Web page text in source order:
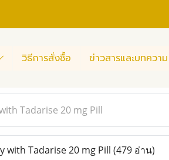
วิธีการสั่งซื้อ ข่าวสารและบทความ
Tadarise 20 mg Pill
with Tadarise 20 mg Pill (479 อ่าน)